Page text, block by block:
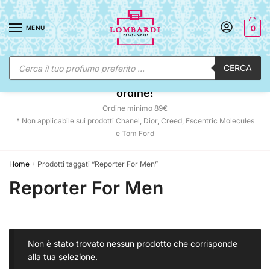
Skip
to
navigation
Skip
to
content
MENU
Ricerca
prodotti CERCA
0
☀️ SUNNY DAYS:-12% automatico sul tuo
ordine!
Ordine minimo 89€
* Non applicabile sui prodotti Chanel, Dior, Creed, Escentric Molecules
e Tom Ford
Home / Prodotti taggati “Reporter For Men”
Reporter For Men
Non è stato trovato nessun prodotto che corrisponde
alla tua selezione.